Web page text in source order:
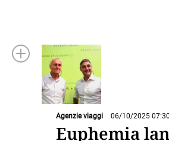
Agenzie viaggi 06/10/2025 07:30
Euphemia